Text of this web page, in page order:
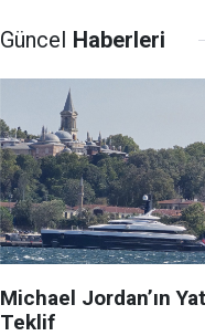
Güncel Haberleri
Michael Jordan’ın
Teklif